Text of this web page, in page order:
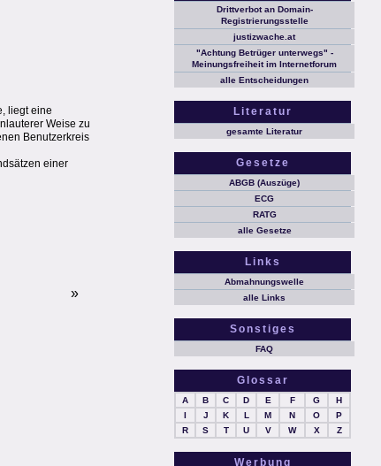
liegt eine
Weise zu
Benutzerkreis
einer
»
Drittverbot an Domain-
Registrierungsstelle
justizwache.at
"Achtung Betrüger unterwegs" -
Meinungsfreiheit im Internetforum
alle Entscheidungen
Literatur
gesamte Literatur
Gesetze
ABGB (Auszüge)
ECG
RATG
alle Gesetze
Links
Abmahnungswelle
alle Links
Sonstiges
FAQ
Glossar
A B C D E F G
H
I
J K L M N O
P
R
S T U V W X Z
Werbung